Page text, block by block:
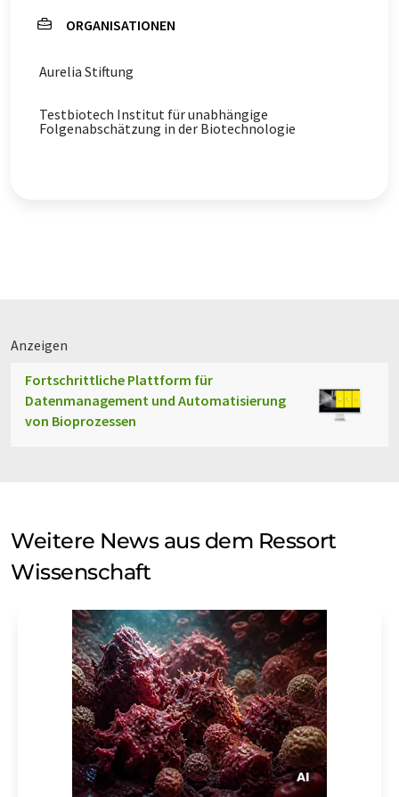
ORGANISATIONEN
Aurelia Stiftung
Testbiotech Institut für unabhängige
Folgenabschätzung in der Biotechnologie
Anzeigen
Fortschrittliche Plattform für
Datenmanagement und Automatisierung
von Bioprozessen
Weitere News aus dem Ressort
Wissenschaft